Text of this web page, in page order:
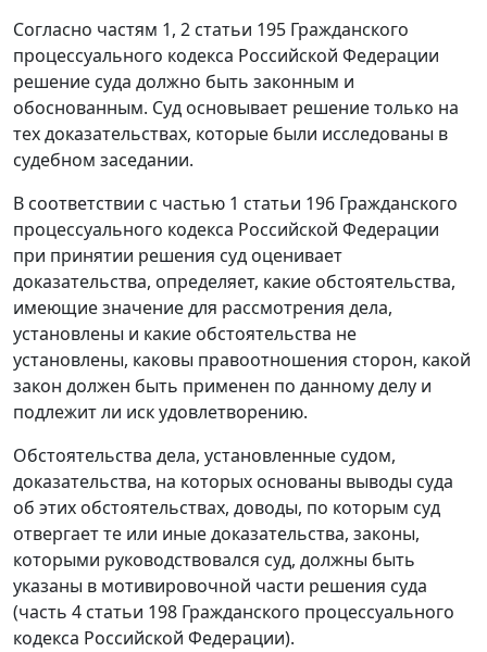
Согласно частям 1, 2 статьи 195 Гражданского
процессуального кодекса Российской Федерации
решение суда должно быть законным и
обоснованным. Суд основывает решение только на
тех доказательствах, которые были исследованы в
судебном заседании.
В соответствии с частью 1 статьи 196 Гражданского
процессуального кодекса Российской Федерации
при принятии решения суд оценивает
доказательства, определяет, какие обстоятельства,
имеющие значение для рассмотрения дела,
установлены и какие обстоятельства не
установлены, каковы правоотношения сторон, какой
закон должен быть применен по данному делу и
подлежит ли иск удовлетворению.
Обстоятельства дела, установленные судом,
доказательства, на которых основаны выводы суда
об этих обстоятельствах, доводы, по которым суд
отвергает те или иные доказательства, законы,
которыми руководствовался суд, должны быть
указаны в мотивировочной части решения суда
(часть 4 статьи 198 Гражданского процессуального
кодекса Российской Федерации).